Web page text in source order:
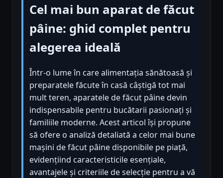
Cel mai bun aparat de făcut
pâine: ghid complet pentru
alegerea ideală
Într-o lume în care alimentația sănătoasă și
preparatele făcute în casă câștigă tot mai
mult teren, aparatele de făcut pâine devin
indispensabile pentru bucătarii pasionați și
familiile moderne. Acest articol își propune
să ofere o analiză detaliată a celor mai bune
mașini de făcut pâine disponibile pe piață,
evidențiind caracteristicile esențiale,
avantajele și criteriile de selecție pentru a vă